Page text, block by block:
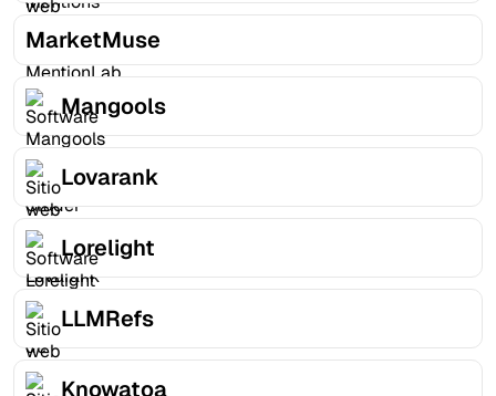
MarketMuse
Mangools
Lovarank
Lorelight
LLMRefs
Knowatoa